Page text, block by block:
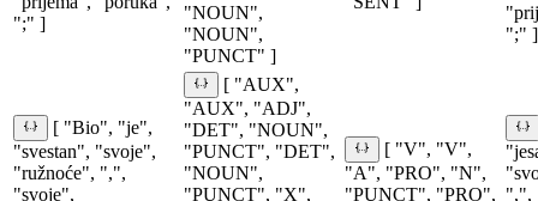
";" ]
"NOUN",
"NOUN",
"PUNCT" ]
";" ]
[ "Bio", "je",
"svestan", "svoje",
"ružnoće", ",",
"svoje",
[ "AUX",
"AUX", "ADJ",
"DET", "NOUN",
"PUNCT", "DET",
"NOUN",
"PUNCT", "X",
[ "V", "V",
"A", "PRO", "N",
"PUNCT", "PRO", ",",